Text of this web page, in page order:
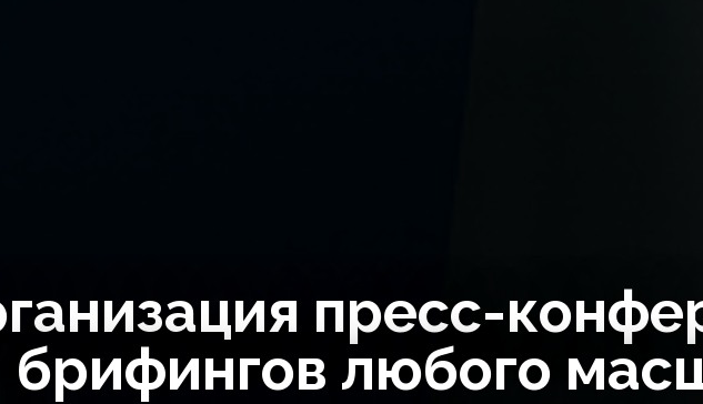
пресс-
брифингов любого